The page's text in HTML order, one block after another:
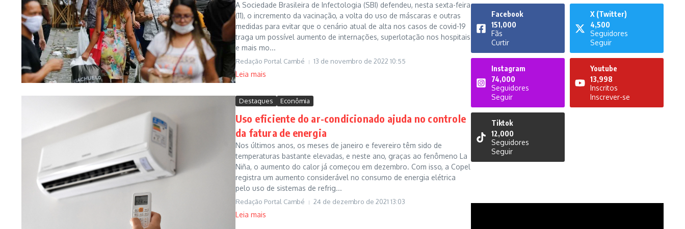
A Sociedade Brasileira de Infectologia (SBI) defendeu, nesta sexta-feira
(11), o incremento da vacinação, a volta do uso de máscaras e outras
medidas para evitar que o cenário atual de alta nos casos de covid-19
traga um possível aumento de internações, superlotação nos hospitais
e mais mo...
Redação Portal Cambé 13 de novembro de 2022 10:55
Leia mais
Destaques Econômia
Uso eficiente do ar-condicionado ajuda no controle
da fatura de energia
Nos últimos anos, os meses de janeiro e fevereiro têm sido de
temperaturas bastante elevadas, e neste ano, graças ao fenômeno La
Niña, o aumento do calor já começou em dezembro. Com isso, a Copel
registra um aumento considerável no consumo de energia elétrica
pelo uso de sistemas de refrig...
Redação Portal Cambé 24 de dezembro de 2021 13:03
Leia mais
Facebook
151,000
Fãs
Curtir
X (Twitter)
4,500
Seguidores
Seguir
Instagram
74,000
Seguidores
Seguir
Youtube
13,998
Inscritos
Inscrever-se
Tiktok
12,000
Seguidores
Seguir